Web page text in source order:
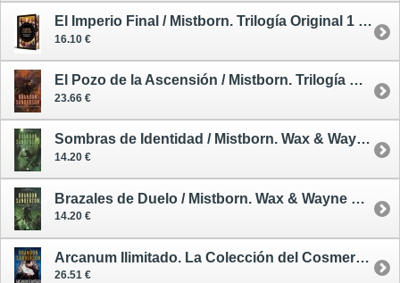
El Imperio Final / Mistborn. Trilogía Original 1 - edición limitada tintada
16.10 €
El Pozo de la Ascensión / Mistborn. Trilogía Original 2 - tapa dura
23.66 €
Sombras de Identidad / Mistborn. Wax & Wayne 2 - tapa blanda
14.20 €
Brazales de Duelo / Mistborn. Wax & Wayne 3 - tapa blanda
14.20 €
Arcanum Ilimitado. La Colección del Cosmere - tapa dura
26.51 €